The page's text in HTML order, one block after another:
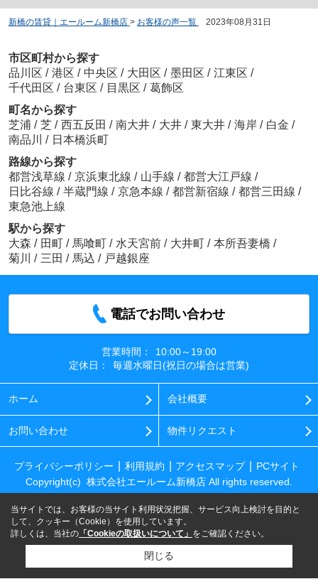
新橋の賃貸｜エールーム新橋店 > お客様の声一覧 2023年08月31日
市区町村から探す
品川区 / 港区 / 中央区 / 大田区 / 墨田区 / 江東区 /
千代田区 / 台東区 / 目黒区 / 葛飾区
町名から探す
芝浦 / 芝 / 西五反田 / 南大井 / 大井 / 東大井 / 海岸 / 白金 /
南品川 / 日本橋浜町
路線から探す
都営浅草線 / 京浜東北線 / 山手線 / 都営大江戸線 /
日比谷線 / 半蔵門線 / 京急本線 / 都営新宿線 / 都営三田線 /
東急池上線
駅から探す
大森 / 田町 / 馬喰町 / 水天宮前 / 大井町 / 本所吾妻橋 /
菊川
/ 三田 / 馬込 / 戸越銀座
電話でお問い合わせ
営業時間：
10:00～19:00
定休日：
毎週水曜日(祝日の場合は営業)
ホーム 会社概要
お問い合わせ 物件リクエスト
プライバシーポリシー 利用規約 アクセスマップ
PCサイト
Copyright(c) 株式会社エールーム新橋店 All rights reserved.
当サイトでは、お客様の当サイト利用状況把握、サービス向上検討を目的と
して、クッキー（Cookie）を使用しています。
詳しくは、当社の 「Cookieの取扱いについて」 をご確認ください。
閉じる